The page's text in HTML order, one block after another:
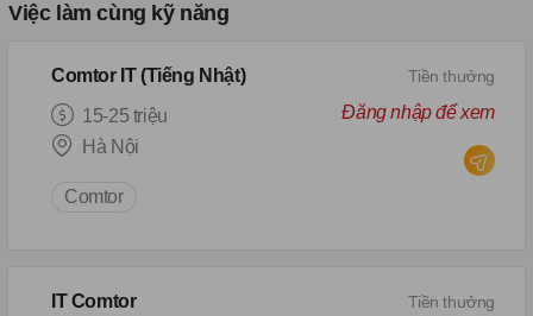
Việc làm cùng kỹ năng
Comtor IT (Tiếng Nhật)
15-25 triệu
Hà Nội
Comtor
Tiền thưởng
Đăng nhập để xem
IT Comtor
Tiền thưởng